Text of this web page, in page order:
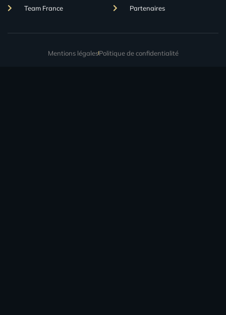
Team France
Partenaires
Mentions légalesPolitique de confidentialité